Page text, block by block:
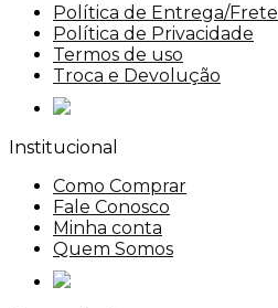
Política de Entrega/Frete
Política de Privacidade
Termos de uso
Troca e Devolução
Institucional
Como Comprar
Fale Conosco
Minha conta
Quem Somos